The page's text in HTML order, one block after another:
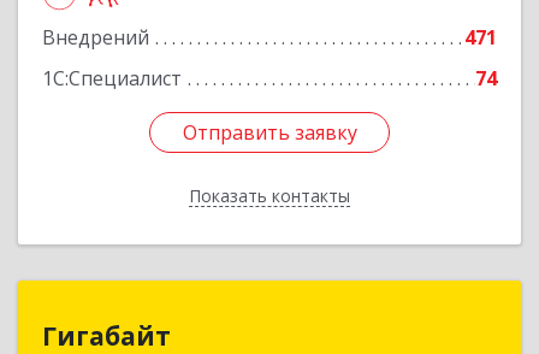
Внедрений
471
1С:Специалист
74
Отправить заявку
Показать контакты
Подробнее
Отправить заявку
Назад
Гигабайт